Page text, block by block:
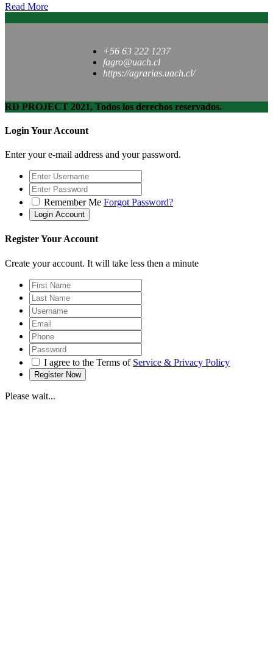
Read More
+56 63 222 1237
fagro@uach.cl
https://agrarias.uach.cl/
RD PROJECT 2021, Todos los derechos reservados.
Login Your Account
Enter your e-mail address and your password.
Remember Me Forgot Password?
Register Your Account
Create your account. It will take less then a minute
I agree to the Terms of Service & Privacy Policy
Please wait...